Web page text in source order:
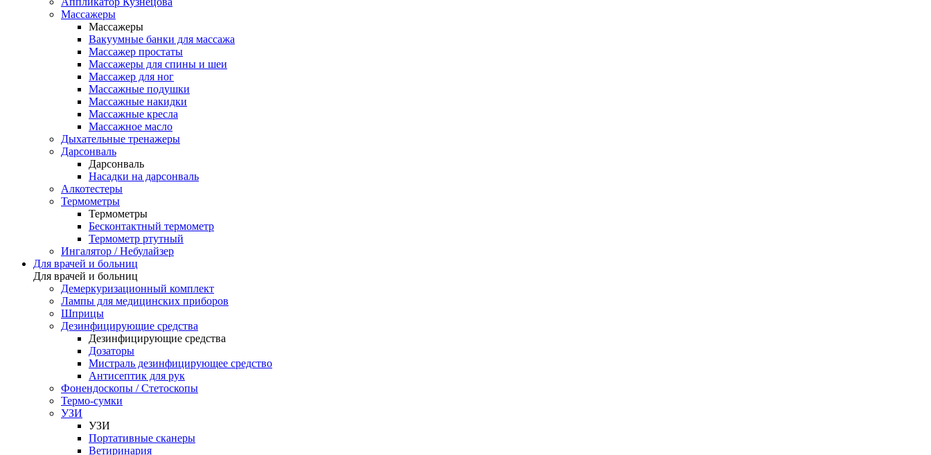
Массажеры
Массажеры
Вакуумные банки для массажа
Массажер простаты
Массажеры для спины и шеи
Массажер для ног
Массажные подушки
Массажные накидки
Массажные кресла
Массажное масло
Дыхательные тренажеры
Дарсонваль
Дарсонваль
Насадки на дарсонваль
Алкотестеры
Термометры
Термометры
Бесконтактный термометр
Термометр ртутный
Ингалятор / Небулайзер
Для врачей и больниц
Для врачей и больниц
Демеркуризационный комплект
Лампы для медицинских приборов
Шприцы
Дезинфицирующие средства
Дезинфицирующие средства
Дозаторы
Мистраль дезинфицирующее средство
Антисептик для рук
Фонендоскопы / Стетоскопы
Термо-сумки
УЗИ
УЗИ
Портативные сканеры
Ветиринария